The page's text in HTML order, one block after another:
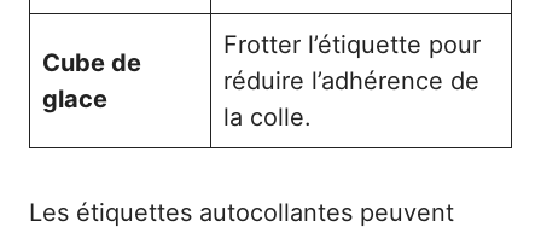
Cube de
glace
Frotter l’étiquette pour
réduire l’adhérence de
la colle.
Les étiquettes autocollantes peuvent